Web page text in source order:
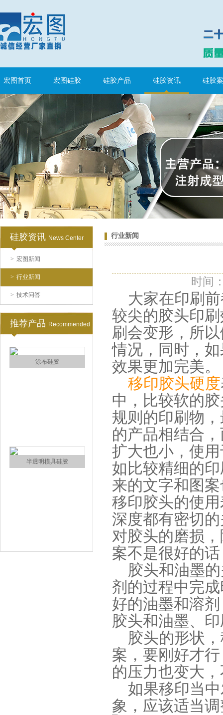
宏图首页 宏图硅胶 硅胶产品 硅胶资讯 硅胶
硅胶资讯 News Center
> 宏图新闻
> 行业新闻
> 技术问答
推荐产品 Recommended
水泥地暖模块模具硅胶
眼镜鼻托专用注射硅胶
涂布硅胶
行业新闻
时间
大家在印刷前
较尖的胶头印
刷会变形，所
情况，同时，
效果更加完美。
移印胶头硬度
中，比较软的
规则的印刷物
的产品相结合
扩大也小，使
如比较精细的
来的文字和图
移印胶头的使
深度都有密切
对胶头的磨损
案不是很好的
胶头和油墨的
剂的过程中完
好的油墨和溶
胶头和油墨、
胶头的形状，
案，要刚好才
的压力也变大
如果移印当中
象，应该适当